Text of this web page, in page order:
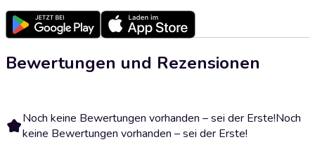
Bewertungen und Rezensionen
Noch keine Bewertungen vorhanden – sei der Erste!Noch
keine Bewertungen vorhanden – sei der Erste!